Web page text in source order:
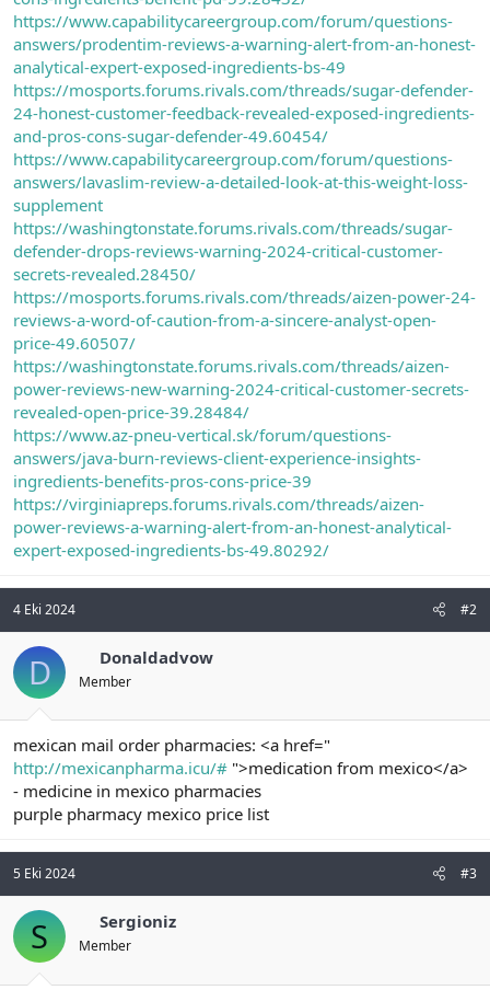
https://www.capabilitycareergroup.com/forum/questions-
answers/prodentim-reviews-a-warning-alert-from-an-honest-
analytical-expert-exposed-ingredients-bs-49
https://mosports.forums.rivals.com/threads/sugar-defender-
24-honest-customer-feedback-revealed-exposed-ingredients-
and-pros-cons-sugar-defender-49.60454/
https://www.capabilitycareergroup.com/forum/questions-
answers/lavaslim-review-a-detailed-look-at-this-weight-loss-
supplement
https://washingtonstate.forums.rivals.com/threads/sugar-
defender-drops-reviews-warning-2024-critical-customer-
secrets-revealed.28450/
https://mosports.forums.rivals.com/threads/aizen-power-24-
reviews-a-word-of-caution-from-a-sincere-analyst-open-
price-49.60507/
https://washingtonstate.forums.rivals.com/threads/aizen-
power-reviews-new-warning-2024-critical-customer-secrets-
revealed-open-price-39.28484/
https://www.az-pneu-vertical.sk/forum/questions-
answers/java-burn-reviews-client-experience-insights-
ingredients-benefits-pros-cons-price-39
https://virginiapreps.forums.rivals.com/threads/aizen-
power-reviews-a-warning-alert-from-an-honest-analytical-
expert-exposed-ingredients-bs-49.80292/
4 Eki 2024 #2
D Donaldadvow
Member
mexican mail order pharmacies: <a href="
http://mexicanpharma.icu/# ">medication from mexico</a>
- medicine in mexico pharmacies
purple pharmacy mexico price list
5 Eki 2024 #3
S Sergioniz
Member